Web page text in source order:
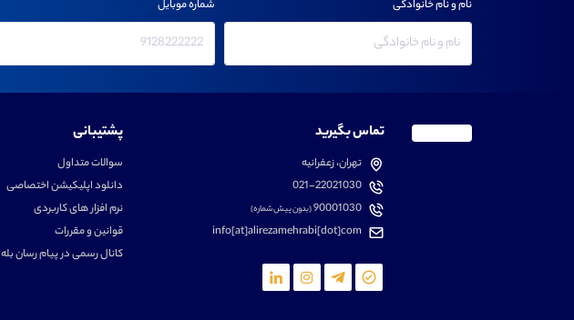
نام و نام خانوادگی شماره موبایل
تماس بگیرید
تهران، زعفرانیه
021-22021030
90001030(بدون پیش شماره)
info[at]alirezamehrabi[dot]com
پشتیبانی
سوالات متداول
دانلود اپلیکیشن اختصاصی
نرم افزار های کاربردی
قوانین و مقررات
کانال رسمی در پیام رسان بله